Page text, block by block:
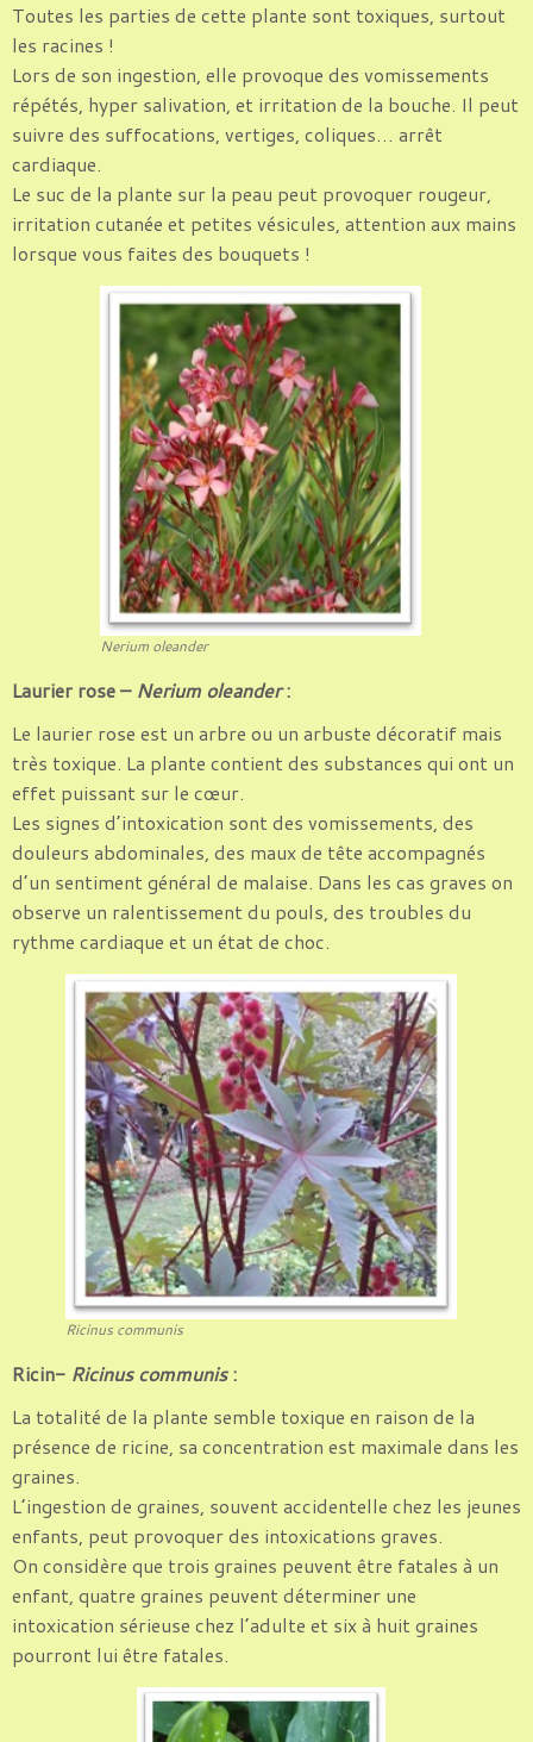
Toutes les parties de cette plante sont toxiques, surtout
les racines !
Lors de son ingestion, elle provoque des vomissements
répétés, hyper salivation, et irritation de la bouche. Il peut
suivre des suffocations, vertiges, coliques… arrêt
cardiaque.
Le suc de la plante sur la peau peut provoquer rougeur,
irritation cutanée et petites vésicules, attention aux mains
lorsque vous faites des bouquets !
Nerium oleander
Laurier rose – Nerium oleander:
Le laurier rose est un arbre ou un arbuste décoratif mais
très toxique. La plante contient des substances qui ont un
effet puissant sur le cœur.
Les signes d’intoxication sont des vomissements, des
douleurs abdominales, des maux de tête accompagnés
d’un sentiment général de malaise. Dans les cas graves on
observe un ralentissement du pouls, des troubles du
rythme cardiaque et un état de choc.
Ricinus communis
Ricin- Ricinus communis:
La totalité de la plante semble toxique en raison de la
présence de ricine, sa concentration est maximale dans les
graines.
L’ingestion de graines, souvent accidentelle chez les jeunes
enfants, peut provoquer des intoxications graves.
On considère que trois graines peuvent être fatales à un
enfant, quatre graines peuvent déterminer une
intoxication sérieuse chez l’adulte et six à huit graines
pourront lui être fatales.